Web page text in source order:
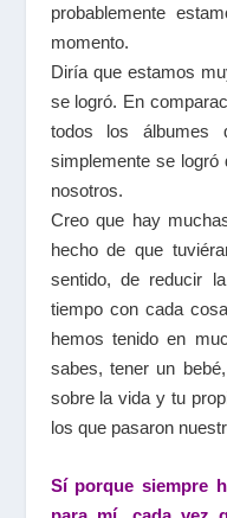
probablemente
momento.
Diría que estamos
se logró. En
todos los álbumes
simplemente se
nosotros.
Creo que hay
hecho de que
sentido, de reducir
tiempo con cada
hemos tenido en
sabes, tener un
sobre la vida y tu
los que pasaron
Sí porque siempre